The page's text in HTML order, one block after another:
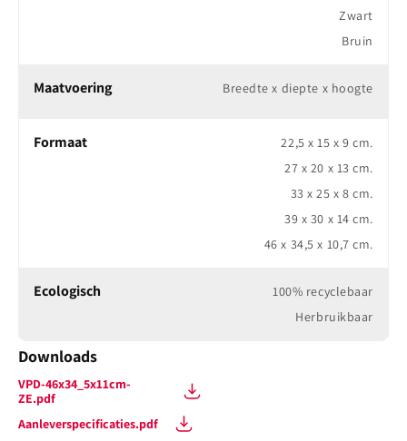
Zwart
Bruin
Maatvoering Breedte x diepte x hoogte
Formaat
22,5 x 15 x 9 cm.
27 x 20 x 13 cm.
33 x 25 x 8 cm.
39 x 30 x 14 cm.
46 x 34,5 x 10,7 cm.
Ecologisch
100% recyclebaar
Herbruikbaar
Downloads
VPD-46x34_5x11cm-
ZE.pdf
Aanleverspecificaties.pdf